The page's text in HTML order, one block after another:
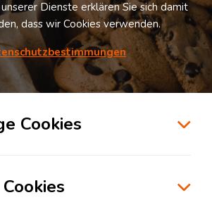
Registrieren
Dienste erklären Sie sich damit
dass wir Cookies verwenden.
Cookies